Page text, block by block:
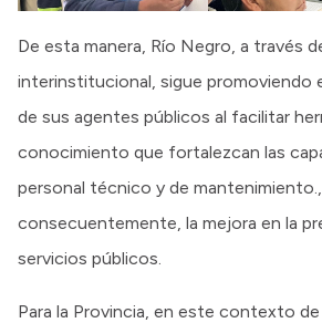
De esta manera, Río Negro, a través
interinstitucional, sigue promoviendo
de sus agentes públicos al facilitar
conocimiento que fortalezcan las
personal técnico y de
consecuentemente, la mejora en la
servicios públicos.
Para la Provincia, en este contexto